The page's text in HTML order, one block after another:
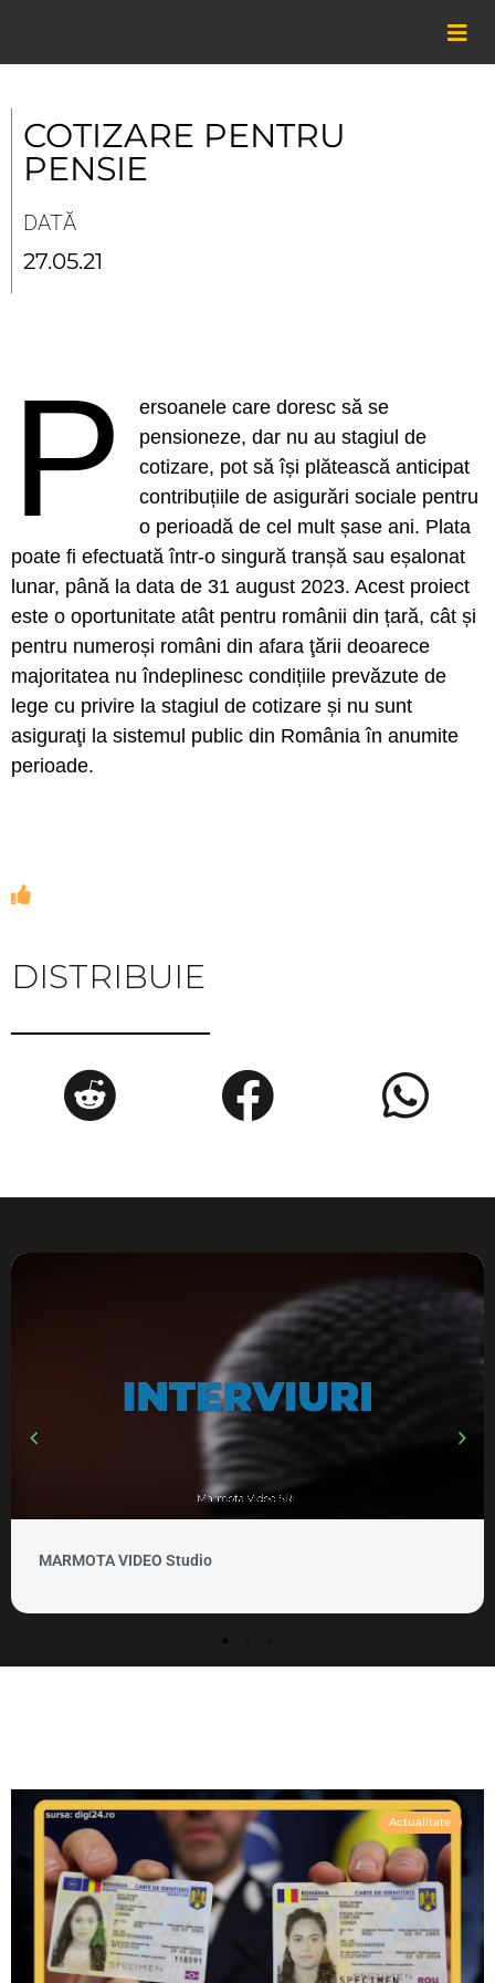
content
COTIZARE PENTRU
PENSIE
DATĂ
27.05.21
P
ersoanele care doresc să se
pensioneze, dar nu au stagiul de
cotizare, pot să își plătească anticipat
contribuțiile de asigurări sociale pentru
o perioadă de cel mult șase ani. Plata
poate fi efectuată într-o singură tranșă sau eșalonat
lunar, până la data de 31 august 2023. Acest proiect
este o oportunitate atât pentru românii din țară, cât și
pentru numeroși români din afara ţării deoarece
majoritatea nu îndeplinesc condițiile prevăzute de
lege cu privire la stagiul de cotizare și nu sunt
asiguraţi la sistemul public din România în anumite
perioade.
DISTRIBUIE
MARMOTA VIDEO Studio
Actualitate